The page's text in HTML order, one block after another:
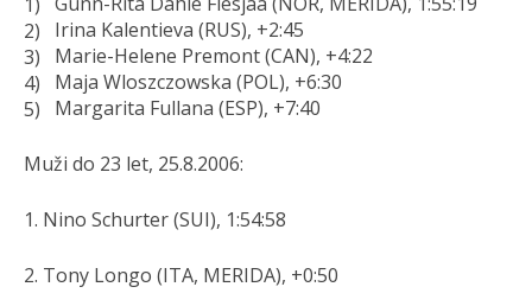
Irina Kalentieva (RUS), +2:45
Marie-Helene Premont (CAN), +4:22
Maja Wloszczowska (POL), +6:30
Margarita Fullana (ESP), +7:40
Muži do 23 let, 25.8.2006:
1. Nino Schurter (SUI), 1:54:58
2. Tony Longo (ITA, MERIDA), +0:50